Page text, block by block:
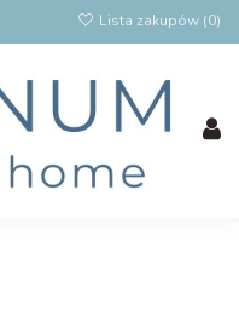
Lista zakupów (0)